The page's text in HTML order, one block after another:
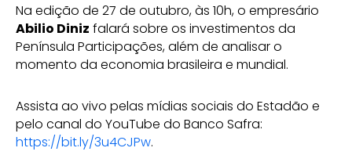
Na edição de 27 de outubro, às 10h, o empresário
Abilio Diniz falará sobre os investimentos da
Península Participações, além de analisar o
momento da economia brasileira e mundial.
Assista ao vivo pelas mídias sociais do Estadão e
pelo canal do YouTube do Banco Safra:
https://bit.ly/3u4CJPw.